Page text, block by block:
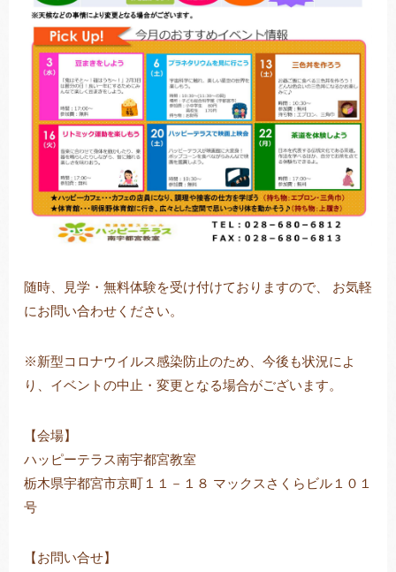
随時、見学・無料体験を受け付けておりますので、 お気軽
にお問い合わせください。
※新型コロナウイルス感染防止のため、今後も状況によ
り、イベントの中止・変更となる場合がございます。
【会場】
ハッピーテラス南宇都宮教室
栃木県宇都宮市京町１１－１８ マックスさくらビル１０１
号
【お問い合せ】